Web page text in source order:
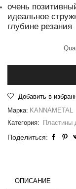
очень
идеальное
глубине резания
Добавить в
Марка: KANNAMETAL
Категория: Пластины
Поделиться:
ОПИСАНИЕ